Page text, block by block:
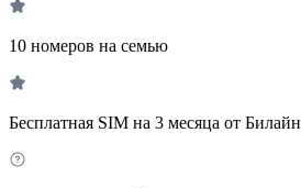
10 номеров на семью
Бесплатная SIM на 3 месяца от Билайн